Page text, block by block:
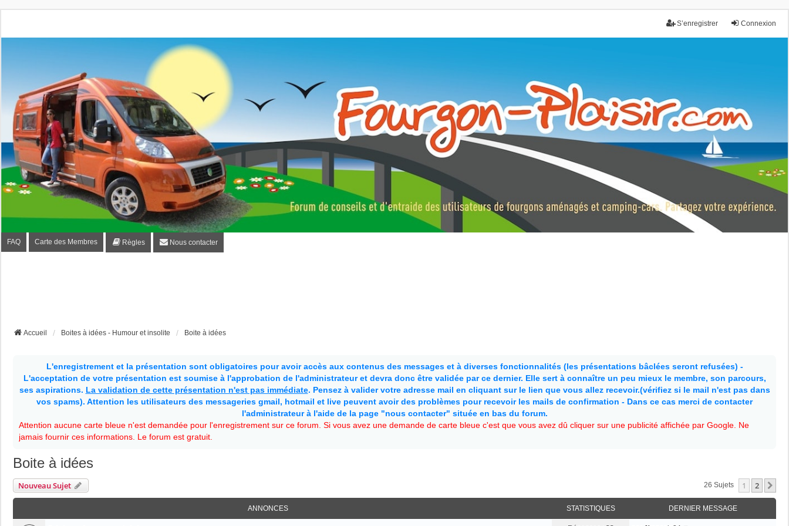
Connexion
S’enregistrer
Fourgon-plaisir.com
Forum de conseils et d'entraide des utilisateurs de fourgons, fourgons aménagés, vans et de camping-car. Partagez votre expérience.
FAQ Carte des Membres Règles Nous contacter
Accueil Boites à idées - Humour et insolite Boite à idées
L'enregistrement et la présentation sont obligatoires pour avoir accès aux contenus des messages et à diverses fonctionnalités (les présentations bâclées seront refusées) -
L'acceptation de votre présentation est soumise à l'approbation de l'administrateur et devra donc être validée par ce dernier. Elle sert à connaître un peu mieux le membre, son parcours,
ses aspirations. La validation de cette présentation n'est pas immédiate. Pensez à valider votre adresse mail en cliquant sur le lien que vous allez recevoir.(vérifiez si le mail n'est pas dans
vos spams). Attention les utilisateurs des messageries gmail, hotmail et live peuvent avoir des problèmes pour recevoir les mails de confirmation - Dans ce cas merci de contacter
l'administrateur à l'aide de la page "nous contacter" située en bas du forum.
Attention aucune carte bleue n'est demandée pour l'enregistrement sur ce forum. Si vous avez une demande de carte bleue c'est que vous avez dû cliquer sur une publicité affichée par Google. Ne
jamais fournir ces informations. Le forum est gratuit.
Boite à idées
Nouveau Sujet 26 Sujets 1 2
ANNONCES STATISTIQUES DERNIER MESSAGE